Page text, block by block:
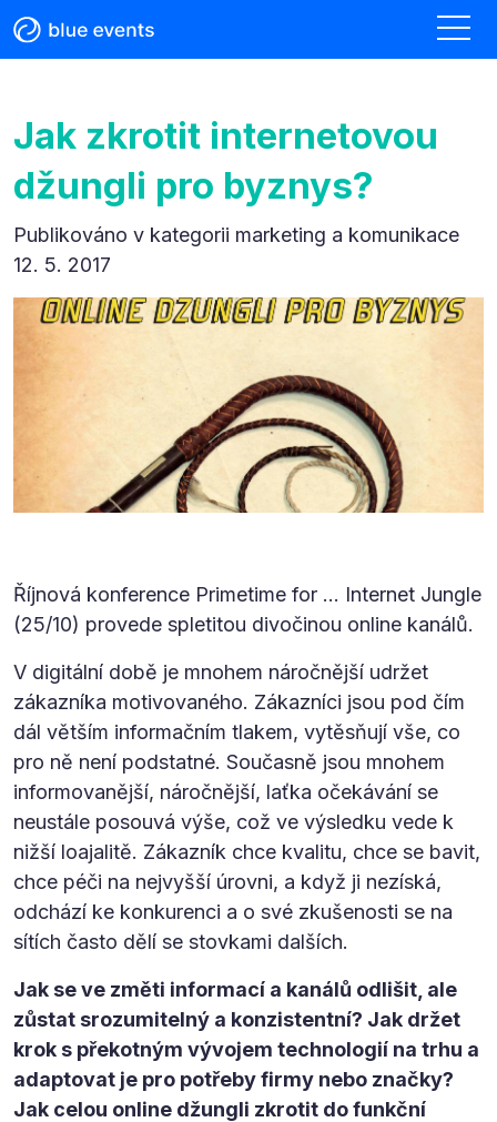
Jak zkrotit internetovou
džungli pro byznys?
Publikováno v kategorii marketing a komunikace
12. 5. 2017
Říjnová konference Primetime for ... Internet Jungle
(25/10) provede spletitou divočinou online kanálů.
V digitální době je mnohem náročnější udržet
zákazníka motivovaného. Zákazníci jsou pod čím
dál větším informačním tlakem, vytěsňují vše, co
pro ně není podstatné. Současně jsou mnohem
informovanější, náročnější, laťka očekávání se
neustále posouvá výše, což ve výsledku vede k
nižší loajalitě. Zákazník chce kvalitu, chce se bavit,
chce péči na nejvyšší úrovni, a když ji nezíská,
odchází ke konkurenci a o své zkušenosti se na
sítích často dělí se stovkami dalších.
Jak se ve změti informací a kanálů odlišit, ale
zůstat srozumitelný a konzistentní? Jak držet
krok s překotným vývojem technologií na trhu a
adaptovat je pro potřeby firmy nebo značky?
Jak celou online džungli zkrotit do funkční